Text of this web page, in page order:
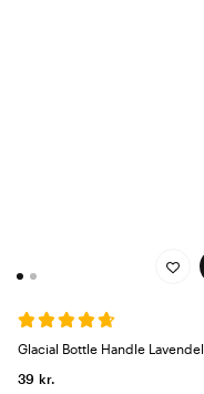
Glacial Bottle Handle Lavendel
39 kr.